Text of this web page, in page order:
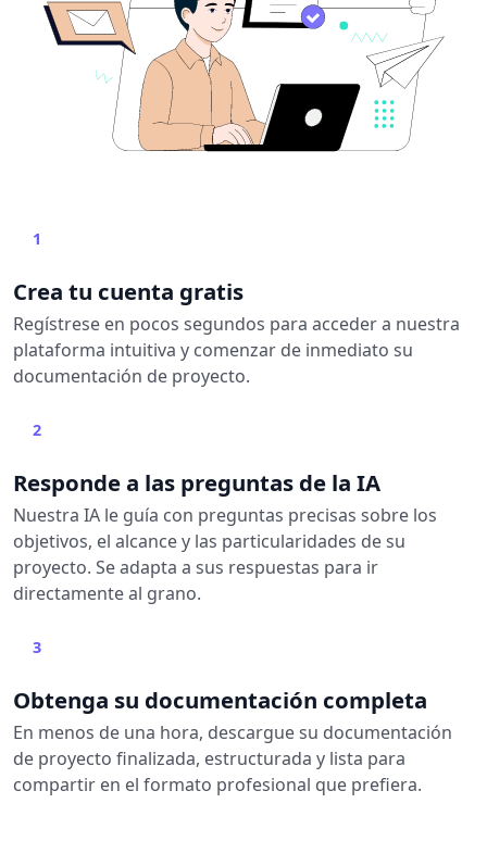
1
Crea tu cuenta gratis
Regístrese en pocos segundos para acceder a nuestra
plataforma intuitiva y comenzar de inmediato su
documentación de proyecto.
2
Responde a las preguntas de la IA
Nuestra IA le guía con preguntas precisas sobre los
objetivos, el alcance y las particularidades de su
proyecto. Se adapta a sus respuestas para ir
directamente al grano.
3
Obtenga su documentación completa
En menos de una hora, descargue su documentación
de proyecto finalizada, estructurada y lista para
compartir en el formato profesional que prefiera.